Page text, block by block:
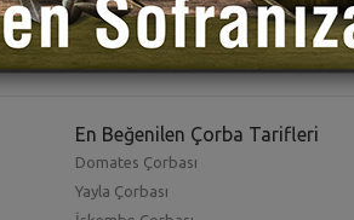
En Beğenilen Çorba Tarifleri
Domates Çorbası
Yayla Çorbası